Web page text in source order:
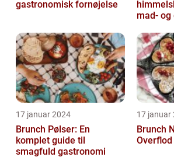
gastronomisk fornøjelse
mad-
17 januar 2024
Brunch Pølser: En
komplet guide til
smagfuld gastronomi
17 januar
Brunch